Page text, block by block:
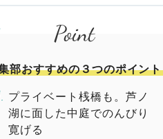
部おすすめの３つのポイント
プライベート桟橋も。芦ノ
湖に面した中庭でのんびり
寛げる